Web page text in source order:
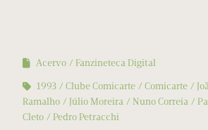
Acervo
Fanzineteca Digital
1993
Clube Comicarte Comicarte
Ramalho
Júlio Moreira Nuno Correia
Cleto
Pedro Petracchi